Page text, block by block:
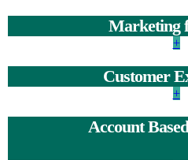
Marketing
+
Customer
+
Account